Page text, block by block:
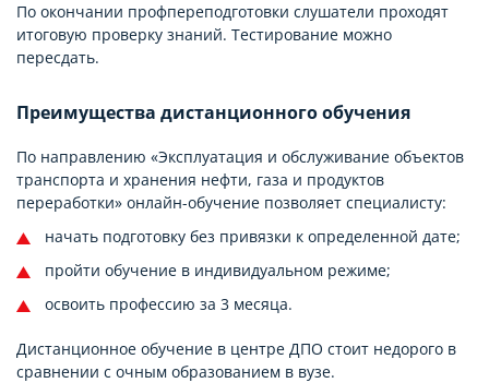
По окончании профпереподготовки слушатели проходят
итоговую проверку знаний. Тестирование можно
пересдать.
Преимущества дистанционного обучения
По направлению «Эксплуатация и обслуживание объектов
транспорта и хранения нефти, газа и продуктов
переработки» онлайн-обучение позволяет специалисту:
начать подготовку без привязки к определенной дате;
пройти обучение в индивидуальном режиме;
освоить профессию за 3 месяца.
Дистанционное обучение в центре ДПО стоит недорого в
сравнении с очным образованием в вузе.